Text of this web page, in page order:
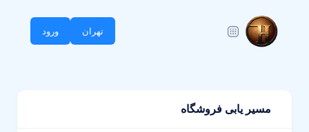
تهران ورود
مسیر یابی فروشگاه